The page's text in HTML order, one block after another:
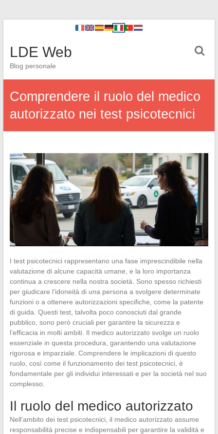
LDE Web
Blog personale
Comprendere il ruolo del medico
autorizzato nei test psicotecnici
I test psicotecnici rappresentano una fase imprescindibile nella
valutazione di alcune capacità umane, e la loro importanza
continua a crescere nella nostra società. Sono spesso richiesti
per giudicare l’idoneità di una persona a svolgere determinate
funzioni o a ottenere autorizzazioni specifiche, come la patente
di guida. Questi test, talvolta poco conosciuti dal grande
pubblico, sono però cruciali per garantire la sicurezza e
l’efficacia in molti ambiti. Il medico autorizzato svolge un ruolo
essenziale in questa procedura, garantendo una valutazione
rigorosa e imparziale. Comprendere le implicazioni di questo
ruolo, così come il funzionamento dei test psicotecnici, è
fondamentale per gli individui interessati e per la società nel suo
complesso.
Il ruolo del medico autorizzato
Nell’ambito dei test psicotecnici, il medico autorizzato assume
responsabilità precise e indispensabili per garantire la validità e